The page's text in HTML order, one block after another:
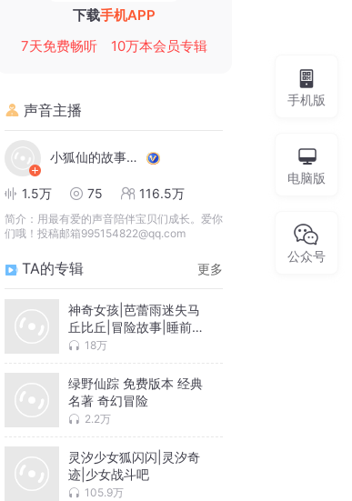
下载手机APP
7天免费畅听
10万本会员专辑
声音主播
小狐仙的故事宝盒
1.5万 75 116.5万
简介： 用最有爱的声音陪伴宝贝们成长。爱你
们哦！投稿邮箱995154822@qq.com
TA的专辑 更多
神奇女孩|芭蕾雨迷失马
丘比丘|冒险故事|睡前故
事 18万
绿野仙踪 免费版本 经典
名著 奇幻冒险
2.2万
灵汐少女狐闪闪|灵汐奇
迹|少女战斗吧
105.9万
手机版
电脑版
公众号